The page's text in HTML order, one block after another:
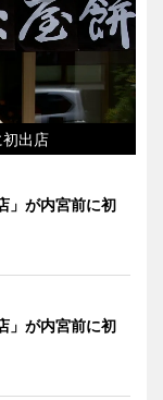
出店
」が内宮前に初
」が内宮前に初